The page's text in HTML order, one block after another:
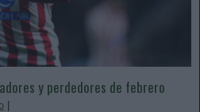
y perdedores de febrero
|